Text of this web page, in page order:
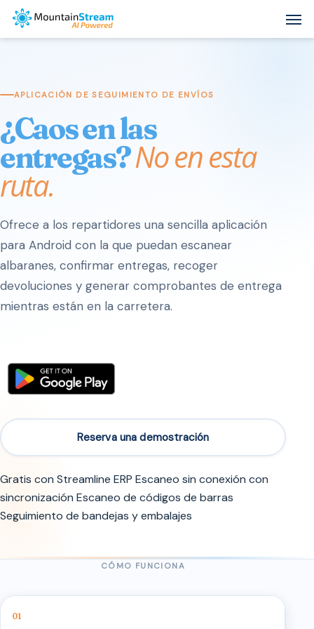
Skip
APLICACIÓN DE SEGUIMIENTO DE ENVÍOS
¿Caos en las
entregas?No en esta
ruta.
Ofrece a los repartidores una sencilla aplicación
para Android con la que puedan escanear
albaranes, confirmar entregas, recoger
devoluciones y generar comprobantes de entrega
mientras están en la carretera.
Reserva una demostración
Gratis con Streamline ERP Escaneo sin conexión con
sincronización Escaneo de códigos de barras
Seguimiento de bandejas y embalajes
CÓMO FUNCIONA